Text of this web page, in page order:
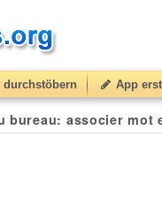
durchstöbern App
bureau: associer mot